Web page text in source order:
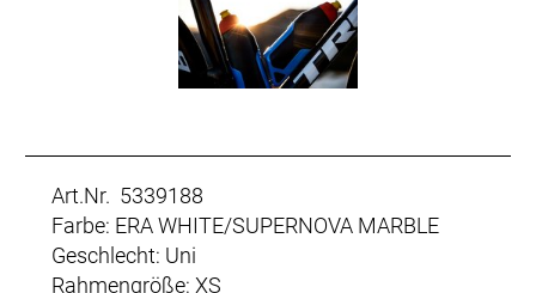
Art.Nr. 5339188
Farbe: ERA WHITE/SUPERNOVA MARBLE
Geschlecht: Uni
Rahmengröße: XS